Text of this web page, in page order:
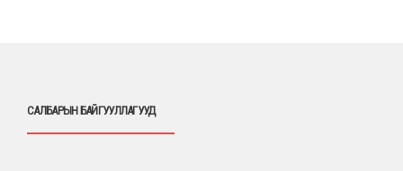
САЛБАРЫН БАЙГУУЛЛАГУУД